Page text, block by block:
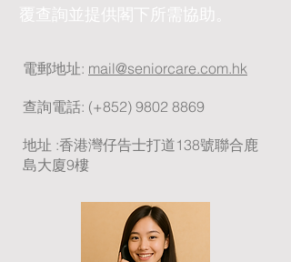
覆查詢並提供閣下所需協助。
電郵地址: mail@seniorcare.com.hk
查詢電話: (+852) 9802 8869
地址 :香港灣仔告士打道138號聯合鹿
島大廈9樓